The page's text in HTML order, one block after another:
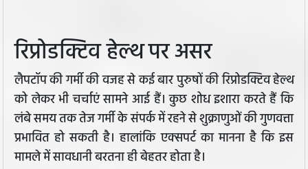
रिप्रोडक्टिव हेल्थ पर असर
लैपटॉप की गर्मी की वजह से कई बार पुरुषों की रिप्रोडक्टिव हेल्थ
को लेकर भी चर्चाएं सामने आई हैं। कुछ शोध इशारा करते हैं कि
लंबे समय तक तेज गर्मी के संपर्क में रहने से शुक्राणुओं की गुणवत्ता
प्रभावित हो सकती है। हालांकि एक्सपर्ट का मानना है कि इस
मामले में सावधानी बरतना ही बेहतर होता है।